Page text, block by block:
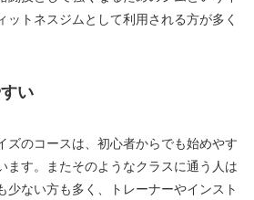
ットネスジムとして利用される方が多く
い
ズのコースは、初心者からでも始めやす
ます。またそのようなクラスに通う人は
少ない方も多く、トレーナーやインスト